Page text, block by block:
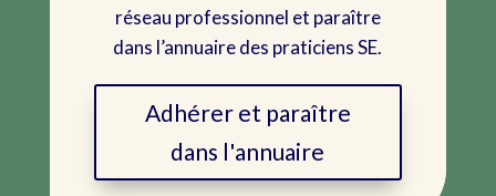
réseau professionnel et paraître
dans l’annuaire des praticiens SE.
Adhérer et paraître
dans l'annuaire